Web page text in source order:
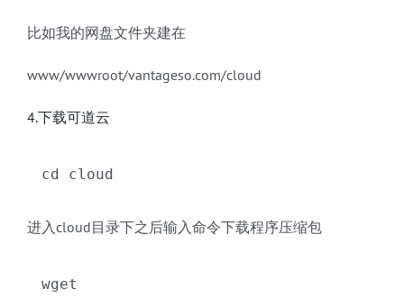
比如我的网盘文件夹建在
www/wwwroot/vantageso.com/cloud
4.下载可道云
cd cloud
进入cloud目录下之后输入命令下载程序压缩包
wget